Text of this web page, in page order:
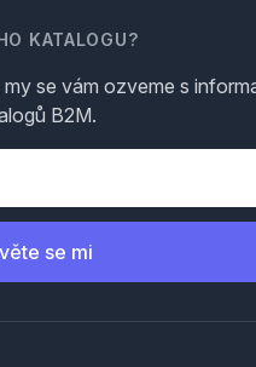
KATALOGU?
se vám ozveme s
B2M.
se mi